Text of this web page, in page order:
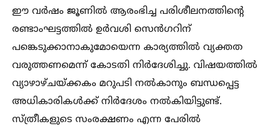
ഈ വര്‍ഷം ജൂണില്‍ ആരംഭിച്ച പരിശീലനത്തിന്റെ
രണ്ടാംഘട്ടത്തില്‍ ഉര്‍വശി സെന്‍ഗറിന്
പങ്കെടുക്കാനാകുമോയെന്ന കാര്യത്തില്‍ വ്യക്തത
വരുത്തണമെന്ന് കോടതി നിര്‍ദേശിച്ചു. വിഷയത്തില്‍
വ്യാഴാഴ്ചയ്ക്കകം മറുപടി നല്‍കാനും ബന്ധപ്പെട്ട
അധികാരികള്‍ക്ക് നിര്‍ദേശം നല്‍കിയിട്ടുണ്ട്.
സ്ത്രീകളുടെ സംരക്ഷണം എന്ന പേരില്‍